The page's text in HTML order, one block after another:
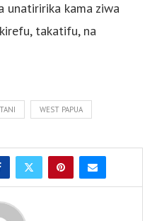
unatiririka kama ziwa
takatifu, na
WEST PAPUA